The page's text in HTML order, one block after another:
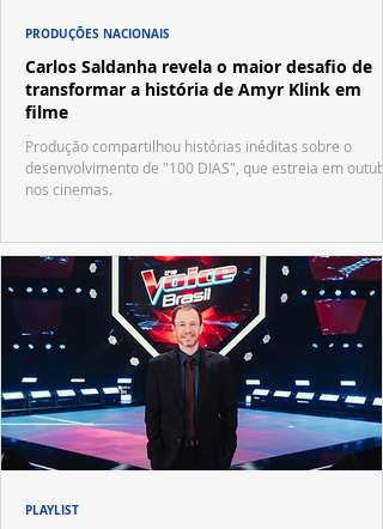
Carlos Saldanha revela o maior desafio de
transformar a história de Amyr Klink em
filme
Produção compartilhou histórias inéditas sobre o
desenvolvimento de "100 DIAS", que estreia em
nos cinemas.
PRODUÇÕES NACIONAIS
PLAYLIST